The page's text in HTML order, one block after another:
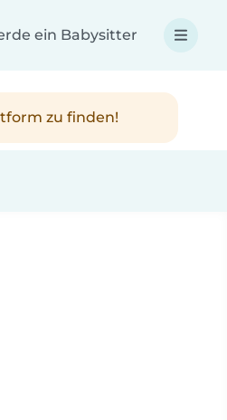
ein Babysitter
zu finden!